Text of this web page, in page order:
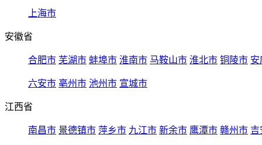
上海市
安徽省
合肥市 芜湖市 蚌埠市 淮南市 马鞍山市 淮北市 铜陵市 安
六安市 亳州市 池州市 宣城市
江西省
南昌市 景德镇市 萍乡市 九江市 新余市 鹰潭市 赣州市 吉